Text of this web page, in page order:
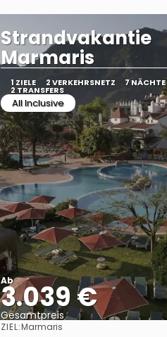
Strandvakantie
Marmaris
1 ZIELE 2 VERKEHRSNETZ 7 NÄCHTE
2 TRANSFERS
All Inclusive
Ab
3.039 €
Gesamtpreis
ZIEL:Marmaris